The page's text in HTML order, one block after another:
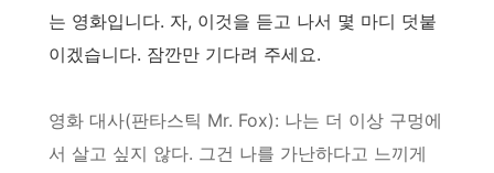
는 영화입니다. 자, 이것을 듣고 나서 몇 마디 덧붙
이겠습니다. 잠깐만 기다려 주세요.
영화 대사(판타스틱 Mr. Fox): 나는 더 이상 구멍에
서 살고 싶지 않다. 그건 나를 가난하다고 느끼게